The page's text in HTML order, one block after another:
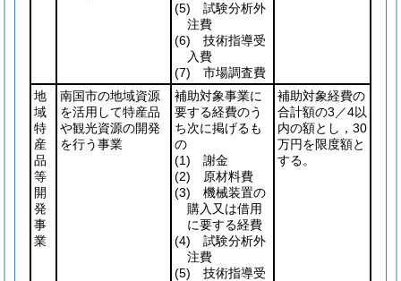
(5) 試験分析外
注費
(6) 技術指導受
入費
(7) 市場調査費
地
域
特
産
品
等
開
発
事
業
南国市の地域資源
を活用して特産品
や観光資源の開発
を行う事業
補助対象事業に
要する経費のう
ち次に掲げるも
の
(1) 謝金
(2) 原材料費
(3) 機械装置の
購入又は借用
に要する経費
(4) 試験分析外
注費
(5) 技術指導受
補助対象経費の
合計額の3／4以
内の額とし，30
万円を限度額と
する。